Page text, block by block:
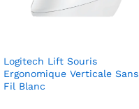
Logitech Lift Souris
Ergonomique Verticale Sans
Fil Blanc